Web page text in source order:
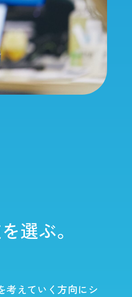
選ぶ。
考えていく方向にシ
質の供給を目指